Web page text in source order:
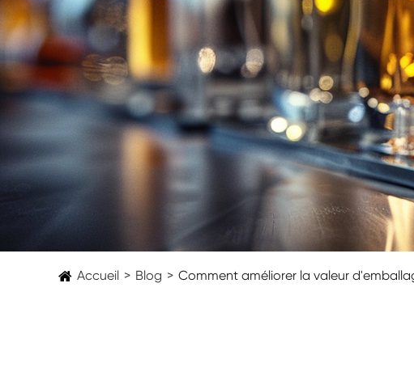
Accueil Blog Comment améliorer la valeur